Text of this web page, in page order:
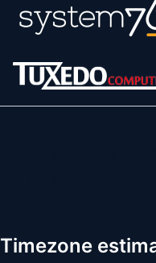
Timezone